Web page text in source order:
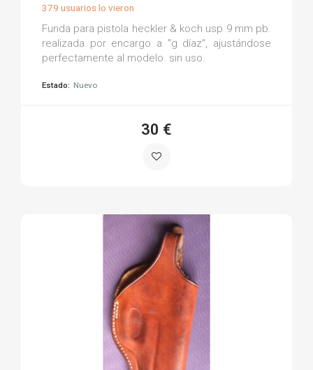
379 usuarios lo vieron
Funda para pistola heckler & koch usp 9 mm pb.
realizada por encargo a "g díaz", ajustándose
perfectamente al modelo. sin uso.
Estado: Nuevo
30 €